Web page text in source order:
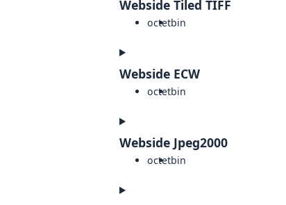
Webside Tiled TIFF
octetbin
Webside ECW
octetbin
Webside Jpeg2000
octetbin